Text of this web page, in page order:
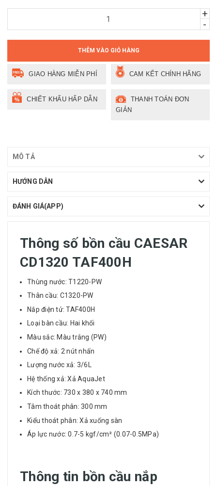
+
-
THÊM VÀO GIỎ HÀNG
GIAO HÀNG MIỄN PHÍ CAM KẾT CHÍNH HÃNG
CHIẾT KHẤU HẤP DẪN
THANH TOÁN ĐƠN
GIẢN
MÔ TẢ
HƯỚNG DẪN
ĐÁNH GIÁ(APP)
Thông số bồn cầu CAESAR
CD1320 TAF400H
Thùng nước: T1220-PW
Thân cầu: C1320-PW
Nắp điện tử: TAF400H
Loại bàn cầu: Hai khối
Màu sắc: Màu trắng (PW)
Chế độ xả: 2 nút nhấn
Lượng nước xả: 3/6L
Hệ thống xả: Xả AquaJet
Kích thước: 730 x 380 x 740 mm
Tâm thoát phân: 300 mm
Kiểu thoát phân: Xả xuống sàn
Áp lực nước: 0.7-5 kgf/cm² (0.07-0.5MPa)
Thông tin bồn cầu nắp